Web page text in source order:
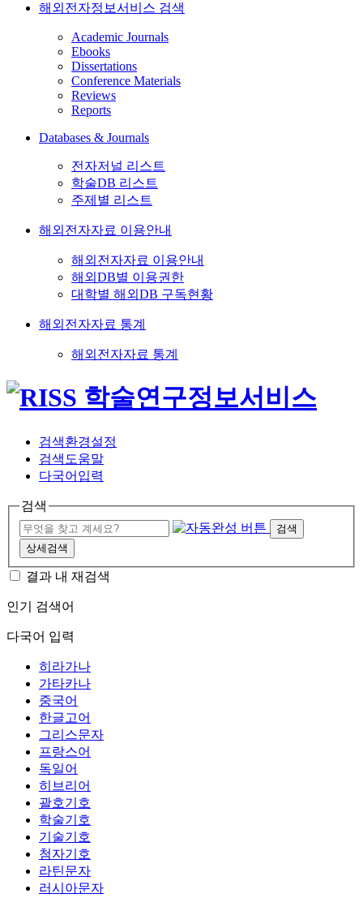
해외전자정보서비스 검색
Academic Journals
Ebooks
Dissertations
Conference Materials
Reviews
Reports
Databases & Journals
전자저널 리스트
학술DB 리스트
주제별 리스트
해외전자자료 이용안내
해외전자자료 이용안내
해외DB별 이용권한
대학별 해외DB 구독현황
해외전자자료 통계
해외전자자료 통계
검색환경설정
검색도움말
다국어입력
검색
검색
상세검색
결과 내 재검색
인기 검색어
다국어 입력
히라가나
가타카나
중국어
한글고어
그리스문자
프랑스어
독일어
히브리어
괄호기호
학술기호
기술기호
첨자기호
라틴문자
러시아문자